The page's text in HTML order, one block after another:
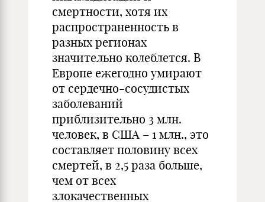
смертности, хотя их
распространенность в
разных регионах
значительно колеблется. В
Европе ежегодно умирают
от сердечно-сосудистых
заболеваний
приблизительно 3 млн.
человек, в США – 1 млн., это
составляет половину всех
смертей, в 2,5 раза больше,
чем от всех
злокачественных